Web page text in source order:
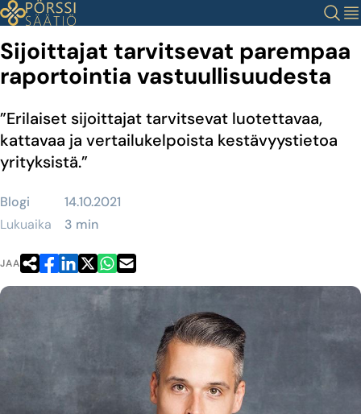
Siirry
sisältöön
Haku
Sijoittajat tarvitsevat parempaa
raportointia vastuullisuudesta
”Erilaiset sijoittajat tarvitsevat luotettavaa,
kattavaa ja vertailukelpoista kestävyystietoa
yrityksistä.”
Blogi
14.10.2021
Lukuaika
3 min
JAA